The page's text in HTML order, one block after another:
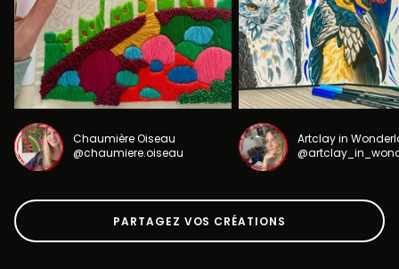
Chaumière Oiseau
@chaumiere.oiseau
Artclay in
PARTAGEZ VOS CRÉATIONS